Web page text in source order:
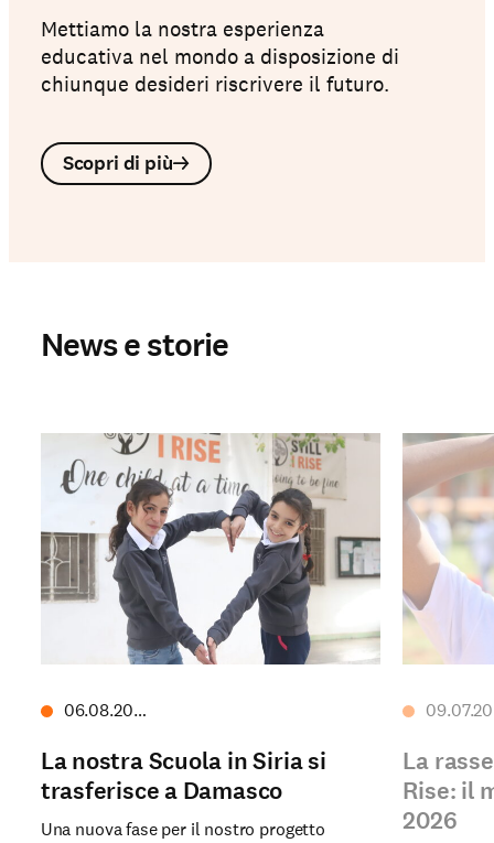
contro il pregiudizio, le ingiustizie e le
discriminazioni.
Mettiamo la nostra esperienza
educativa nel mondo a disposizione di
chiunque desideri riscrivere il futuro.
Scopri di più
News e storie
06.08.2026
La nostra Scuola in Siria si
trasferisce a Damasco
Una nuova fase per il nostro progetto
La
Rise: il
2026